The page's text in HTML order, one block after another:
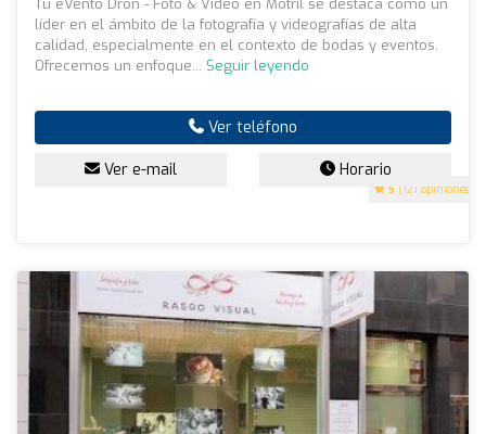
5 (121 opiniones)
líder en el ámbito de la fotografía y videografías de alta
calidad, especialmente en el contexto de bodas y eventos.
Ofrecemos un enfoque... Seguir leyendo
Ver teléfono
Ver e-mail Horario